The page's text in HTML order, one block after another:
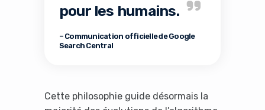
pour les humains.
– Communication officielle de Google
Search Central
Cette philosophie guide désormais la